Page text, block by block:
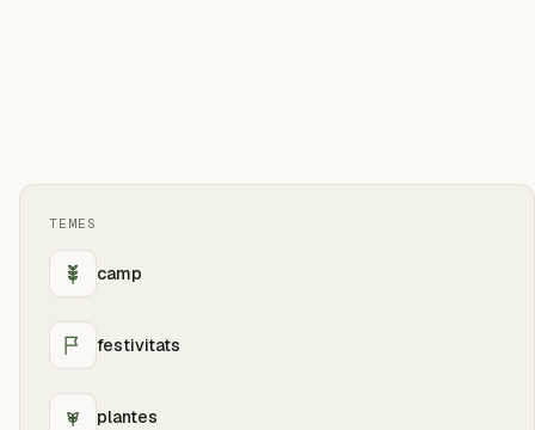
TEMES
camp
festivitats
plantes